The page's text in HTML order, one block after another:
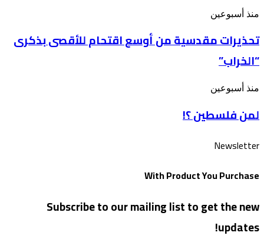
بعنوان: وسوف
عن
الأقصى
تحذيرات
من
أوسع
اقتحام
للأقصى
بذكرى
“الخراب”
منذ أسبوعين
تحذيرات مقدسية من أوسع اقتحام للأقصى بذكرى
“الخراب”
لمن
؟!
منذ أسبوعين
لمن فلسطين ؟!
Newsletter
With Product You Purchase
Subscribe to our mailing list to get the new
updates!